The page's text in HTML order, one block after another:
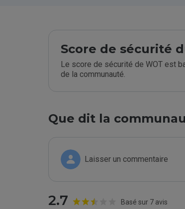
Score de sécurité
Le score de sécurité de WOT est
de la communauté.
Que dit la
Laisser un commentaire
2.7 Basé sur 7 avis